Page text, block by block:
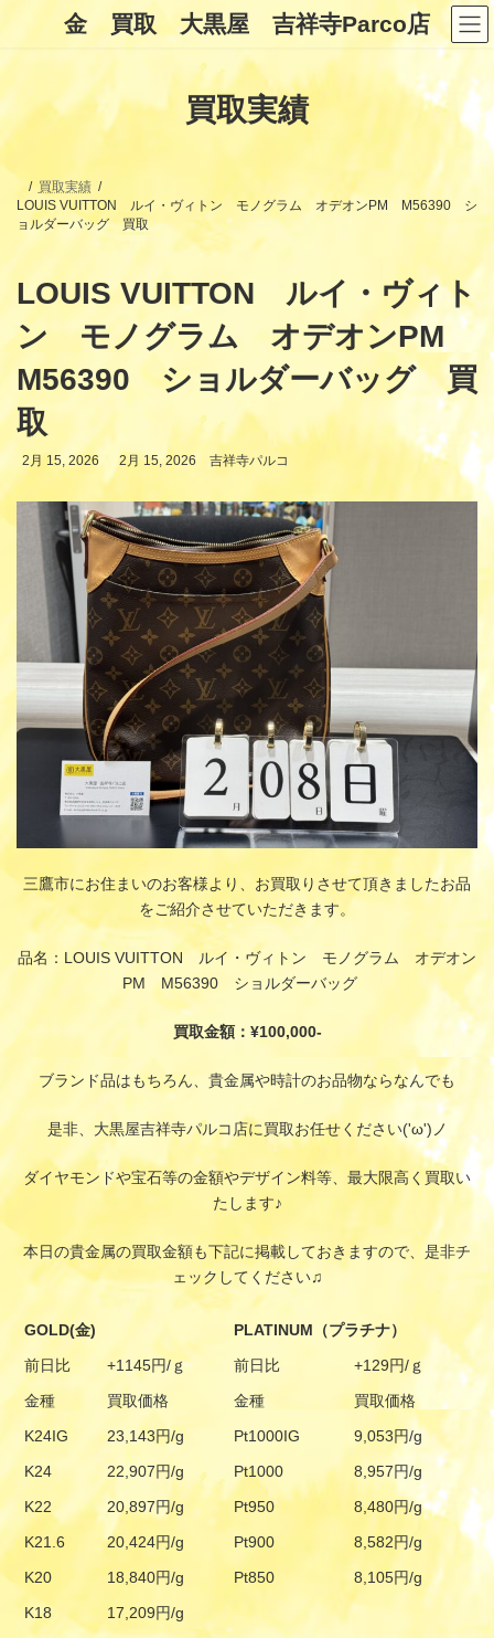
ン
キ
ッ
ー
に
移
金 買取 大黒屋 吉祥寺Parco店
買取実績
買取実績
LOUIS VUITTON ルイ・ヴィトン モノグラム オデオンPM M56390 シ
ョルダーバッグ 買取
LOUIS VUITTON ルイ・ヴィト
ン モノグラム オデオンPM
M56390 ショルダーバッグ 買
取
2月 15, 2026
最
新
日
時
:
2月 15, 2026 吉祥寺パルコ
三鷹市にお住まいのお客様より、お買取りさせて頂きましたお品
をご紹介させていただきます。
品名：LOUIS VUITTON ルイ・ヴィトン モノグラム オデオン
PM M56390 ショルダーバッグ
買取金額：¥100,000-
ブランド品はもちろん、貴金属や時計のお品物ならなんでも
是非、大黒屋吉祥寺パルコ店に買取お任せください('ω')ノ
ダイヤモンドや宝石等の金額やデザイン料等、最大限高く買取い
たします♪
本日の貴金属の買取金額も下記に掲載しておきますので、是非チ
ェックしてください♫
GOLD(金)
PLATINUM（プラチナ）
前日比
+1145円/ｇ 前日比
+129円/ｇ
金種
買取価格 金種
買取価格
K24IG
23,143円/g Pt1000IG
9,053円/g
K24
22,907円/g Pt1000
8,957円/g
K22
20,897円/g Pt950
8,480円/g
K21.6
20,424円/g Pt900
8,582円/g
K20
18,840円/g Pt850
8,105円/g
K18
17,209円/g